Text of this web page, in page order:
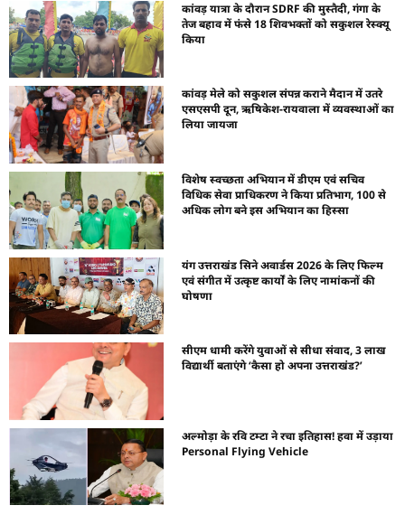
कांवड़ यात्रा के दौरान SDRF की मुस्तैदी, गंगा के
तेज बहाव में फंसे 18 शिवभक्तों को सकुशल रेस्क्यू
किया
कांवड़ मेले को सकुशल संपन्न कराने मैदान में उतरे
एसएसपी दून, ऋषिकेश-रायवाला में व्यवस्थाओं का
लिया जायजा
विशेष स्वच्छता अभियान में डीएम एवं सचिव
विधिक सेवा प्राधिकरण ने किया प्रतिभाग, 100 से
अधिक लोग बने इस अभियान का हिस्सा
यंग उत्तराखंड सिने अवार्डस 2026 के लिए फिल्म
एवं संगीत में उत्कृष्ट कार्यों के लिए नामांकनों की
घोषणा
सीएम धामी करेंगे युवाओं से सीधा संवाद, 3 लाख
विद्यार्थी बताएंगे ‘कैसा हो अपना उत्तराखंड?’
अल्मोड़ा के रवि टम्टा ने रचा इतिहास! हवा में उड़ाया
Personal Flying Vehicle